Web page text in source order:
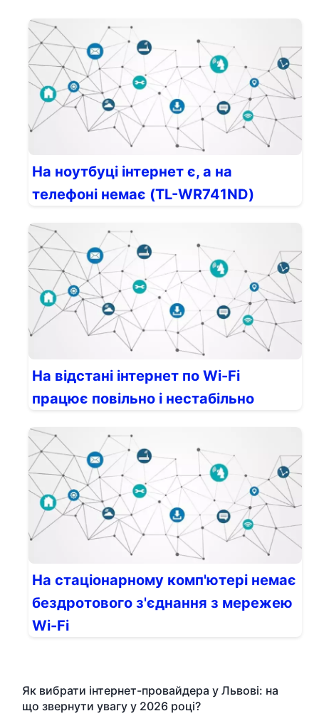
На ноутбуці інтернет є, а на
телефоні немає (TL-WR741ND)
На відстані інтернет по Wi-Fi
працює повільно і нестабільно
На стаціонарному комп'ютері немає
бездротового з'єднання з мережею
Wi-Fi
Як вибрати інтернет-провайдера у Львові: на
що звернути увагу у 2026 році?